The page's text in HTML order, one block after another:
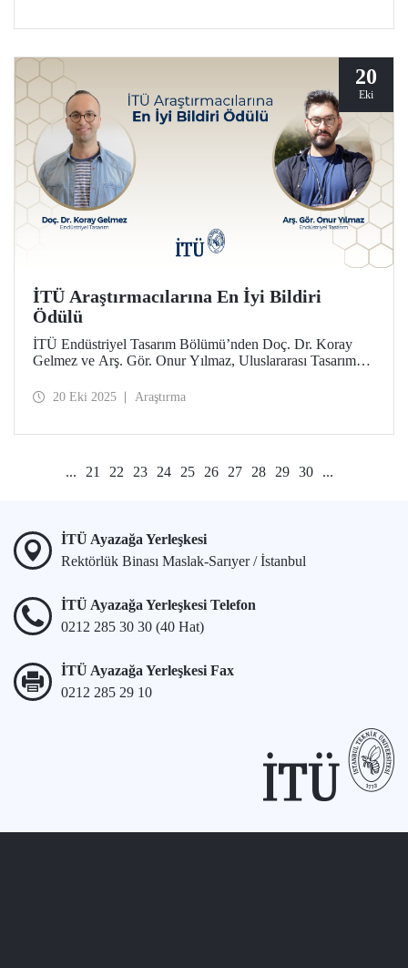
20
Eki
İTÜ Araştırmacılarına En İyi Bildiri
Ödülü
İTÜ Endüstriyel Tasarım Bölümü’nden Doç. Dr. Koray
Gelmez ve Arş. Gör. Onur Yılmaz, Uluslararası Tasarım
İyi Bildiri Ödülü'ne layık görüldü.
20 Eki 2025 Araştırma
... 21 22 23 24 25 26 27 28 29 30 ...
İTÜ Ayazağa Yerleşkesi
Rektörlük Binası Maslak-Sarıyer / İstanbul
İTÜ Ayazağa Yerleşkesi Telefon
0212 285 30 30 (40 Hat)
İTÜ Ayazağa Yerleşkesi Fax
0212 285 29 10